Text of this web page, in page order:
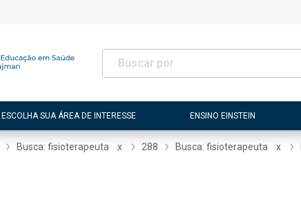
ESCOLHA SUA ÁREA DE INTERESSE ENSINO EINSTEIN
Busca: fisioterapeuta x 288 Busca: fisioterapeuta x